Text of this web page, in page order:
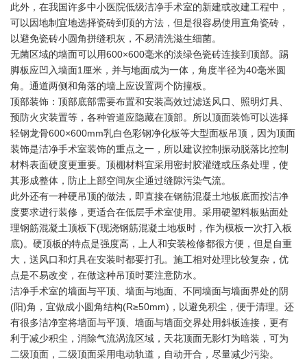
此外，在我国许多中小医院低级洁净手术室的新建或改建工程中，
可以因地制宜地选择瓷砖到顶的方法，但是很容易使用直角瓷砖，
以避免瓷砖小圆角拼缝积灰，不易清洗滋生细菌。
无菌区域的墙面可以用600×600毫米的淡绿色瓷砖连接到顶部。踢
脚板应凹入墙面1厘米，并与地面成为一体，角度半径为40毫米圆
角。通道两侧和角落的墙上应设置两个防撞板。
顶部装饰：顶部底部需要布置和安装高效过滤送风口、照明灯具、
预防火灾装置等，各种管道应隐藏在顶部。所以顶面装饰可以选择
轻钢龙骨600×600mm乳白色彩钢净化板等大型面板吊顶，因为顶面
装饰是洁净手术室装饰的重点之一，所以建议控制振动脱落比控制
材料表面硬度更重要。顶棚材料宜采用密封胶灌缝或压条处理，使
其形成整体，防止上部空间灰尘通过缝隙污染气流。
此外还有一种硬吊顶的做法，即直接在钢筋混凝土地板底面按洁净
度要求进行装修，更适合在低层手术室使用。采用硬塑料板贴面处
理钢筋混凝土顶板下(现浇钢筋混凝土地板时，作为模板一次打入板
底)。硬顶板的特点是强度高，上人和安装检修都很方便，但是自重
大，送风口和灯具在安装时都要打孔。施工相对处理比较复杂，优
点是不易改变，在做这种吊顶时要注意防水。
洁净手术室的墙面与平顶、墙面与地面、不同墙面与墙面界处的阴
(阳)角，宜做成小圆角结构(R≥50mm)，以避免积尘，便于清理。还
有很多洁净室将墙面与平顶、墙面与墙面交界处用斜板连接，更有
利于减少积尘，消除气流涡流区域，天花顶面无影灯为暗装，可为
二级顶面，二级顶面采用电动轨道，自动开合，尽量减少污染。